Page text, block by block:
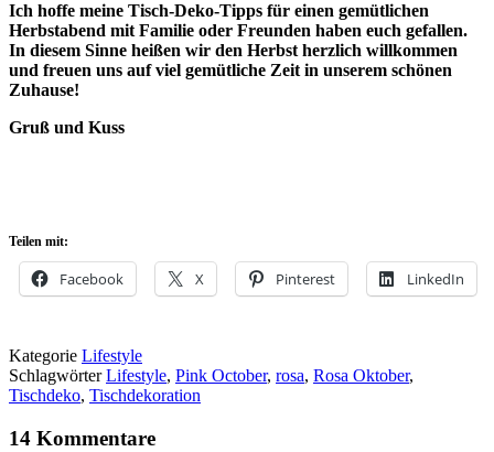
Ich hoffe meine Tisch-Deko-Tipps für einen gemütlichen
Herbstabend mit Familie oder Freunden haben euch gefallen.
In diesem Sinne heißen wir den Herbst herzlich willkommen
und freuen uns auf viel gemütliche Zeit in unserem schönen
Zuhause!
Gruß und Kuss
Teilen mit:
Facebook X Pinterest LinkedIn
Kategorie Lifestyle
SchlagwörterLifestyle, Pink October, rosa, Rosa Oktober,
Tischdeko, Tischdekoration
14 Kommentare